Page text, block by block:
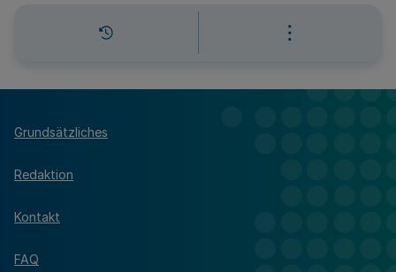
Grundsätzliches
Redaktion
Kontakt
FAQ